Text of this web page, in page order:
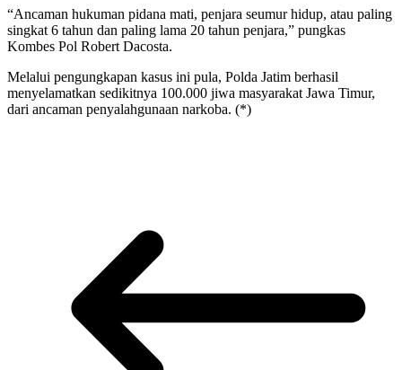
“Ancaman hukuman pidana mati, penjara seumur hidup, atau paling
singkat 6 tahun dan paling lama 20 tahun penjara,” pungkas
Kombes Pol Robert Dacosta.
Melalui pengungkapan kasus ini pula, Polda Jatim berhasil
menyelamatkan sedikitnya 100.000 jiwa masyarakat Jawa Timur,
dari ancaman penyalahgunaan narkoba. (*)